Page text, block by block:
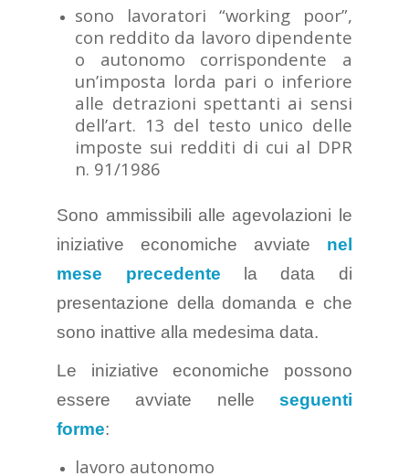
sono lavoratori “working poor”,
con reddito da lavoro dipendente
o autonomo corrispondente a
un’imposta lorda pari o inferiore
alle detrazioni spettanti ai sensi
dell’art. 13 del testo unico delle
imposte sui redditi di cui al DPR
n. 91/1986
Sono ammissibili alle agevolazioni le
iniziative economiche avviate nel
mese precedente la data di
presentazione della domanda e che
sono inattive alla medesima data.
Le iniziative economiche possono
essere avviate nelle seguenti
forme:
lavoro autonomo